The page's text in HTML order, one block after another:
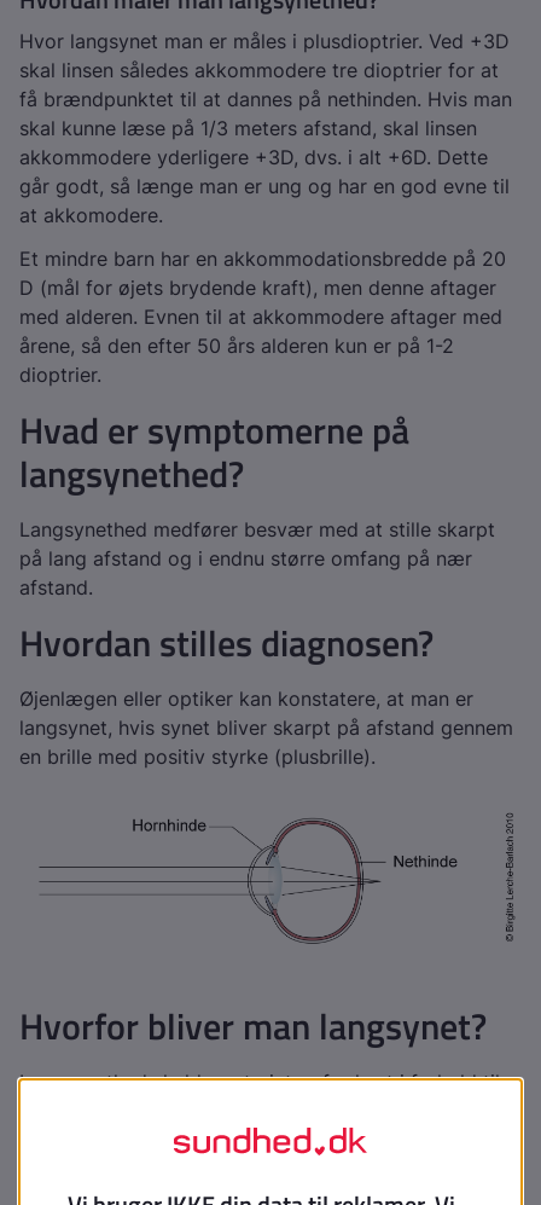
Hvor langsynet man er måles i plusdioptrier. Ved +3D
skal linsen således akkommodere tre dioptrier for at
få brændpunktet til at dannes på nethinden. Hvis man
skal kunne læse på 1/3 meters afstand, skal linsen
akkommodere yderligere +3D, dvs. i alt +6D. Dette
går godt, så længe man er ung og har en god evne til
at akkomodere.
Et mindre barn har en akkommodationsbredde på 20
D (mål for øjets brydende kraft), men denne aftager
med alderen. Evnen til at akkommodere aftager med
årene, så den efter 50 års alderen kun er på 1-2
dioptrier.
Hvad er symptomerne på
langsynethed?
Langsynethed medfører besvær med at stille skarpt
på lang afstand og i endnu større omfang på nær
afstand.
Hvordan stilles diagnosen?
Øjenlægen eller optiker kan konstatere, at man er
langsynet, hvis synet bliver skarpt på afstand gennem
en brille med positiv styrke (plusbrille).
Hvorfor bliver man langsynet?
Langsynethed skyldes, at øjet er for kort i forhold til
Er langsynethed arveligt?